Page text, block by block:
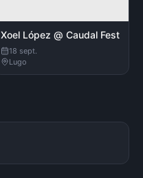
Xoel López @ Caudal Fest
18 sept.
Lugo